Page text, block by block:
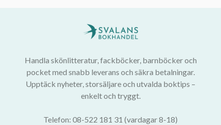
Handla skönlitteratur, fackböcker, barnböcker och
pocket med snabb leverans och säkra betalningar.
Upptäck nyheter, storsäljare och utvalda boktips –
enkelt och tryggt.
Telefon: 08-522 181 31 (vardagar 8-18)